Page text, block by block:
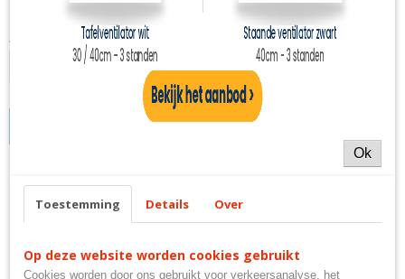
Aantal
IN WINKELWAGEN
Specificaties
EAN code
8712701012597
Omschrijving
TencoVerf Hoogglans
Ok
Toestemming Details Over
Op deze website worden cookies gebruikt
Cookies worden door ons gebruikt voor verkeersanalyse, het